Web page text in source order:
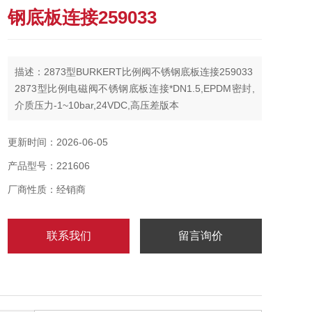
钢底板连接259033
描述：2873型BURKERT比例阀不锈钢底板连接259033
2873型比例电磁阀不锈钢底板连接*DN1.5,EPDM密封,
介质压力-1~10bar,24VDC,高压差版本
更新时间：2026-06-05
产品型号：221606
厂商性质：经销商
联系我们 留言询价